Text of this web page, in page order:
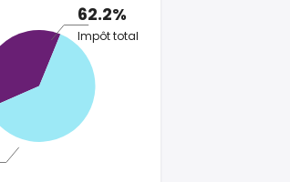
62.2%
Impôt total